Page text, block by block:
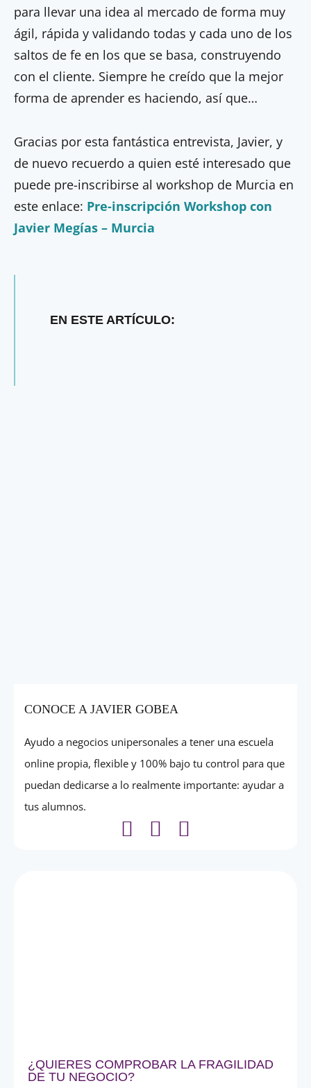
para llevar una idea al mercado de forma muy
ágil, rápida y validando todas y cada uno de los
saltos de fe en los que se basa, construyendo
con el cliente. Siempre he creído que la mejor
forma de aprender es haciendo, así que…
Gracias por esta fantástica entrevista, Javier, y
de nuevo recuerdo a quien esté interesado que
puede pre-inscribirse al workshop de Murcia en
este enlace: Pre-inscripción Workshop con
Javier Megías – Murcia
EN ESTE ARTÍCULO:
CONOCE A JAVIER GOBEA
Ayudo a negocios unipersonales a tener una escuela
online propia, flexible y 100% bajo tu control para que
puedan dedicarse a lo realmente importante: ayudar a
tus alumnos.
¿QUIERES COMPROBAR LA FRAGILIDAD
DE TU NEGOCIO?